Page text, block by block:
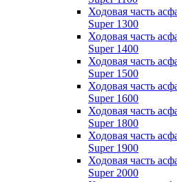
Ходовая часть
Super 1300
Ходовая часть
Super 1400
Ходовая часть
Super 1500
Ходовая часть
Super 1600
Ходовая часть
Super 1800
Ходовая часть
Super 1900
Ходовая часть
Super 2000